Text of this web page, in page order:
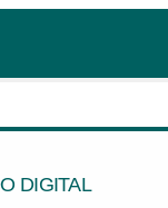
DIGITAL